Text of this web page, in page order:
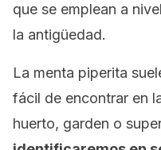
que se emplean a
la antigüedad.
La menta piperita
fácil de encontrar en
huerto, garden o